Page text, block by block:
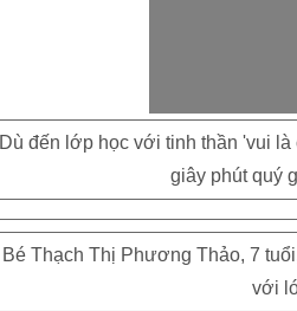
Dù đến lớp học với tinh thần 'vui
giây phút quý
Bé Thạch Thị Phương Thảo, 7
với